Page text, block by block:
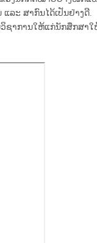
ລະ ສາກົນໄດ້ເປັນຢ່າງດີ.
ຊາການໃຫ້ແກ່ນັກສຶກສາ